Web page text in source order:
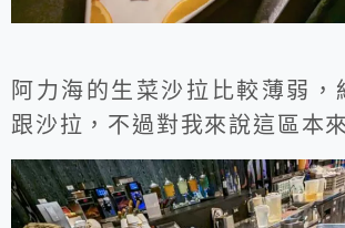
阿力海的生菜沙拉比較薄弱，
跟沙拉，不過對我來說這區本